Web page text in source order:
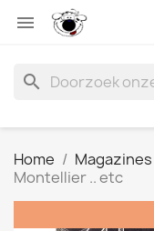

search
Home Magazines
Montellier .. etc